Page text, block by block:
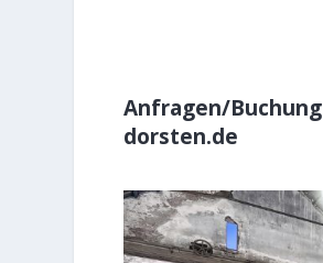
Anfragen/Buchung
dorsten.de